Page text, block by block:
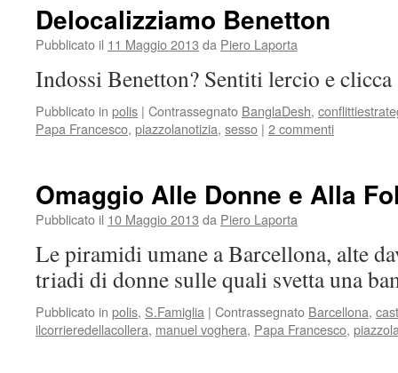
Delocalizziamo Benetton
Pubblicato il 11 Maggio 2013 da Piero Laporta
Indossi Benetton? Sentiti lercio e
Pubblicato in polis | Contrassegnato BanglaDesh,
Papa Francesco, piazzolanotizia, sesso | 2 commenti
Omaggio Alle Donne e Alla
Pubblicato il 10 Maggio 2013 da Piero Laporta
Le piramidi umane a Barcellona, alte
triadi di donne sulle quali svetta una
Pubblicato in polis, S.Famiglia | Contrassegnato Barcellona,
ilcorrieredellacollera, manuel voghera, Papa Francesco,